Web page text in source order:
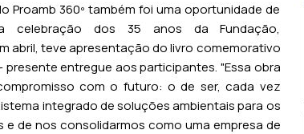
Proamb 360º também foi uma oportunidade de
celebração dos 35 anos da Fundação,
abril, teve apresentação do livro comemorativo
presente entregue aos participantes. "Essa obra
com o futuro: o de ser, cada vez
integrado de soluções ambientais para os
e de nos consolidarmos como uma empresa de